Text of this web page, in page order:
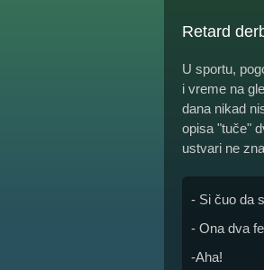
Retard
U sportu,
i vreme na
dana nikad
opisa "tuče"
ustvari ne
- Si čuo da
- Ona dva
-Aha!